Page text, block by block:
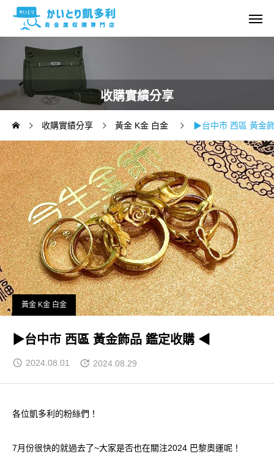
收購實績分享
收購實績分享 黃金 K金 白金 ▶台中市 西區 黃金
黃金 K金 白金
▶台中市 西區 黃金飾品 鑑定收購 ◀
2024.08.01 2024.08.29
各位凱多利的粉絲們！
7月份很快的就過去了~大家是否也在關注2024 巴黎奧運呢！